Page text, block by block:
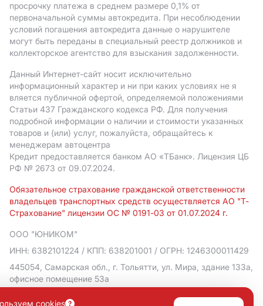
просрочку платежа в среднем размере 0,1% от
первоначальной суммы автокредита. При несоблюдении
условий погашения автокредита данные о нарушителе
могут быть переданы в специальный реестр должников и
коллекторское агентство для взыскания задолженности.
Данный Интернет-сайт носит исключительно
информационный характер и ни при каких условиях не я
вляется публичной офертой, определяемой положениями
Статьи 437 Гражданского кодекса РФ. Для получения
подробной информации о наличии и стоимости указанных
товаров и (или) услуг, пожалуйста, обращайтесь к
менеджерам автоцентра
Кредит предоставляется банком АO «ТБанк». Лицензия ЦБ
РФ № 2673 от 09.07.2024.
Обязательное страхование гражданской ответственности
владельцев транспортных средств осуществляется АО "Т-
Страхование" лицензии ОС № 0191-03 от 01.07.2024 г.
ООО "ЮНИКОМ"
ИНН: 6382101224 / КПП: 638201001 / ОГРН: 1246300011429
445054, Самарская обл., г. Тольятти, ул. Мира, здание 133а,
офисное помещение 53а
Политика в отношении обработки персональных данных
cookies